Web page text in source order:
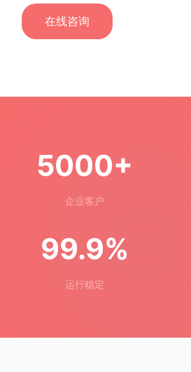
在线咨询
5000+
企业客户
99.9%
运行稳定